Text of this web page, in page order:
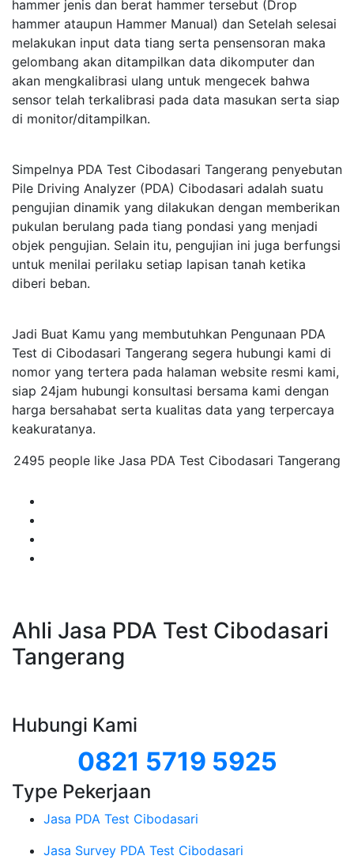
hammer jenis dan berat hammer tersebut (Drop
hammer ataupun Hammer Manual) dan Setelah selesai
melakukan input data tiang serta pensensoran maka
gelombang akan ditampilkan data dikomputer dan
akan mengkalibrasi ulang untuk mengecek bahwa
sensor telah terkalibrasi pada data masukan serta siap
di monitor/ditampilkan.
Simpelnya PDA Test Cibodasari Tangerang penyebutan
Pile Driving Analyzer (PDA) Cibodasari adalah suatu
pengujian dinamik yang dilakukan dengan memberikan
pukulan berulang pada tiang pondasi yang menjadi
objek pengujian. Selain itu, pengujian ini juga berfungsi
untuk menilai perilaku setiap lapisan tanah ketika
diberi beban.
Jadi Buat Kamu yang membutuhkan Pengunaan PDA
Test di Cibodasari Tangerang segera hubungi kami di
nomor yang tertera pada halaman website resmi kami,
siap 24jam hubungi konsultasi bersama kami dengan
harga bersahabat serta kualitas data yang terpercaya
keakuratanya.
2495 people like Jasa PDA Test Cibodasari Tangerang
Ahli Jasa PDA Test Cibodasari
Tangerang
Hubungi Kami
0821 5719 5925
Type Pekerjaan
Jasa PDA Test Cibodasari
Jasa Survey PDA Test Cibodasari